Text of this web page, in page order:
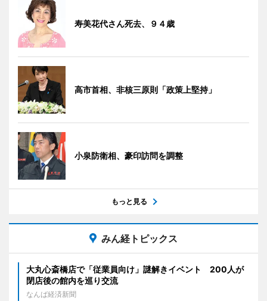
寿美花代さん死去、９４歳
高市首相、非核三原則「政策上堅持」
小泉防衛相、豪印訪問を調整
もっと見る
みん経トピックス
大丸心斎橋店で「従業員向け」謎解きイベント 200人が
閉店後の館内を巡り交流
なんば経済新聞